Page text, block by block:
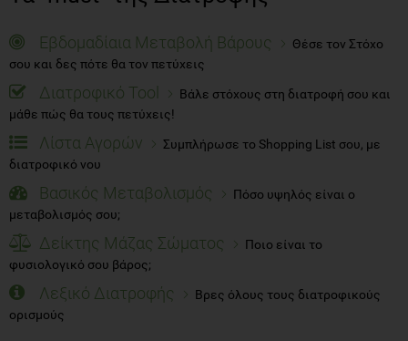
Εβδομαδίαια Μεταβολή Βάρους
Θέσε τον Στόχο
σου και δες πότε θα τον πετύχεις
Διατροφικό Tool
Βάλε στόχους στη διατροφή σου και
μάθε πώς θα τους πετύχεις!
Λίστα Αγορών
Συμπλήρωσε το Shopping List σου, με
διατροφικό νου
Βασικός Μεταβολισμός
Πόσο υψηλός είναι ο
μεταβολισμός σου;
Δείκτης Μάζας Σώματος
Ποιο είναι το
φυσιολογικό σου βάρος;
Λεξικό Διατροφής
Βρες όλους τους διατροφικούς
ορισμούς